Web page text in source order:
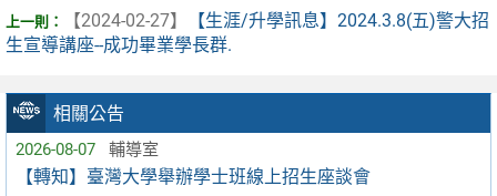
相關公告
2026-08-07 輔導室
【轉知】臺灣大學舉辦學士班線上招生座談會
【2024-02-27】
【生涯/升學訊息】2024.3.8(五)警大招
生宣導講座--成功畢業學長群.